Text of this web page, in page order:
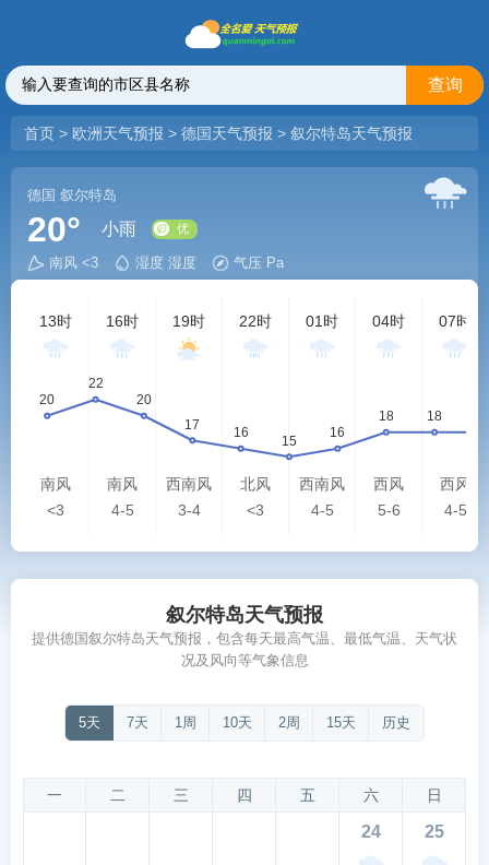
查询
首页 > 欧洲天气预报 > 德国天气预报 > 叙尔特岛天气预报
德国 叙尔特岛
20° 小雨
南风 <3 湿度 湿度 气压 Pa
13时
南风
<3
16时
南风
4-5
19时
西南风
3-4
22时
北风
<3
01时
西南风
4-5
04时
西风
5-6
07时
西风
4-5
叙尔特岛天气预报
提供德国叙尔特岛天气预报，包含每天最高气温、最低气温、天气状
况及风向等气象信息
5天 7天 1周 10天 2周 15天 历史
一 二 三 四 五 六 日
24 25